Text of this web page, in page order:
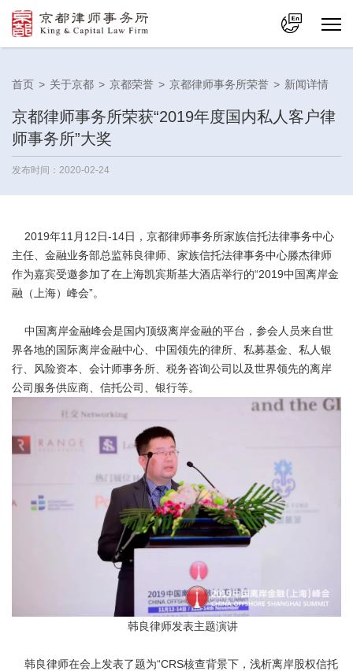
首页 > 关于京都 > 京都荣誉 > 京都律师事务所荣誉 > 新闻详情
京都律师事务所荣获“2019年度国内私人客户律
师事务所”大奖
发布时间：2020-02-24
2019年11月12日-14日，京都律师事务所家族信托法律事务中心
主任、金融业务部总监韩良律师、家族信托法律事务中心滕杰律师
作为嘉宾受邀参加了在上海凯宾斯基大酒店举行的“2019中国离岸金
融（上海）峰会”。
中国离岸金融峰会是国内顶级离岸金融的平台，参会人员来自世
界各地的国际离岸金融中心、中国领先的律所、私募基金、私人银
行、风险资本、会计师事务所、税务咨询公司以及世界领先的离岸
公司服务供应商、信托公司、银行等。
韩良律师发表主题演讲
韩良律师在会上发表了题为“CRS核查背景下，浅析离岸股权信托